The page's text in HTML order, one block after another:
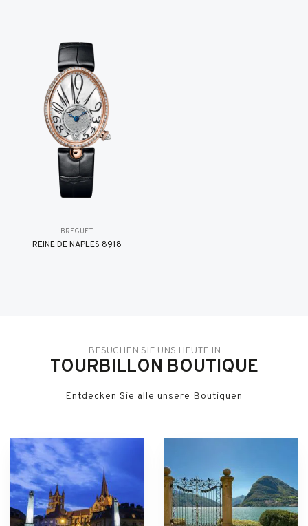
BREGUET
REINE DE NAPLES 8918
BESUCHEN SIE UNS HEUTE IN
TOURBILLON BOUTIQUE
Entdecken Sie alle unsere Boutiquen